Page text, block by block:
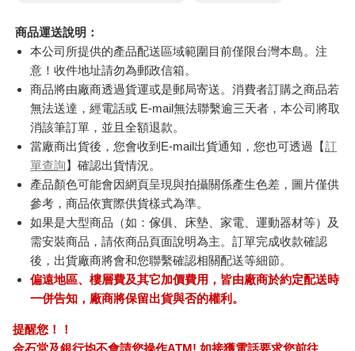
商品運送說明：
本公司所提供的產品配送區域範圍目前僅限台灣本島。注
意！收件地址請勿為郵政信箱。
商品將由廠商透過貨運或是郵局寄送。消費者訂購之商品若
無法送達，經電話或 E-mail無法聯繫逾三天者，本公司將取
消該筆訂單，並且全額退款。
當廠商出貨後，您會收到E-mail出貨通知，您也可透過【訂
單查詢 】確認出貨情況。
產品顏色可能會因網頁呈現與拍攝關係產生色差，圖片僅供
參考，商品依實際供貨樣式為準。
如果是大型商品（如：傢俱、床墊、家電、運動器材等）及
需安裝商品，請依商品頁面說明為主。訂單完成收款確認
後，出貨廠商將會和您聯繫確認相關配送等細節。
偏遠地區、樓層費及其它加價費用，皆由廠商於約定配送時
一併告知，廠商將保留出貨與否的權利。
提醒您！！